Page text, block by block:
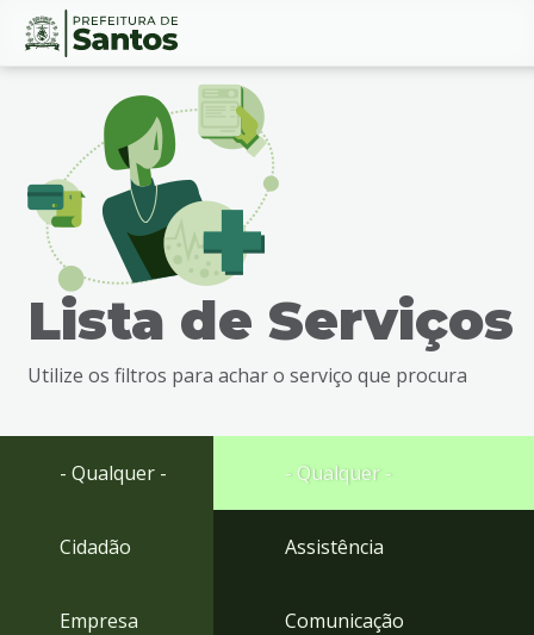
Ir
busca
Ir
Conteúdo
Lista de Serviços
Utilize os filtros para achar o serviço que procura
- Qualquer -
Cidadão
Empresa
- Qualquer -
Assistência
Comunicação